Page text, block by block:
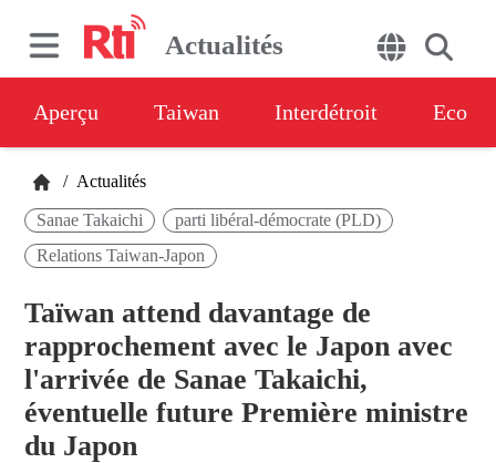
Actualités
Aperçu Taiwan Interdétroit Eco
/ Actualités
Sanae Takaichi
parti libéral-démocrate (PLD)
Relations Taiwan-Japon
Taïwan attend davantage de
rapprochement avec le Japon avec
l'arrivée de Sanae Takaichi,
éventuelle future Première ministre
du Japon